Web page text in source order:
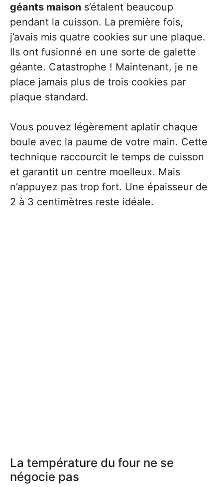
géants maison s’étalent beaucoup
pendant la cuisson. La première fois,
j’avais mis quatre cookies sur une plaque.
Ils ont fusionné en une sorte de galette
géante. Catastrophe ! Maintenant, je ne
place jamais plus de trois cookies par
plaque standard.
Vous pouvez légèrement aplatir chaque
boule avec la paume de votre main. Cette
technique raccourcit le temps de cuisson
et garantit un centre moelleux. Mais
n’appuyez pas trop fort. Une épaisseur de
2 à 3 centimètres reste idéale.
La température du four ne se
négocie pas